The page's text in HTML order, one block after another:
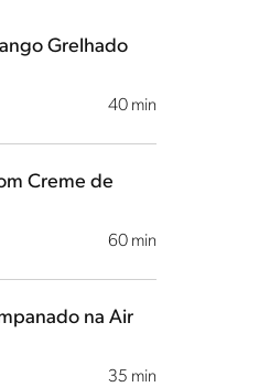
40 min
Grelhado
60 min
Creme de
35 min
na Air